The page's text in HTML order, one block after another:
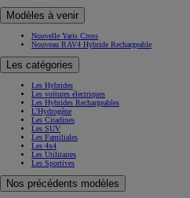
Modèles à venir
Nouvelle Yaris Cross
Nouveau RAV4 Hybride Rechargeable
Les catégories
Les Hybrides
Les voitures électriques
Les Hybrides Rechargeables
L'Hydrogène
Les Citadines
Les SUV
Les Familiales
Les 4x4
Les Utilitaires
Les Sportives
Nos précédents modèles